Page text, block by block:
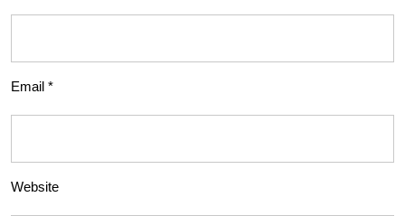
Email *
Website